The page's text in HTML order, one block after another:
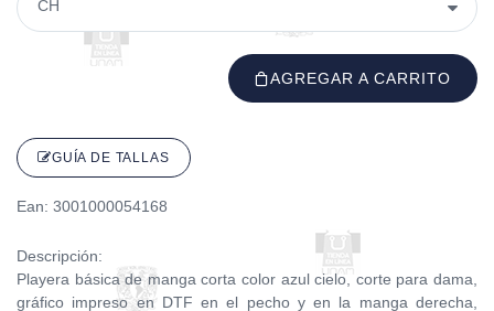
AGREGAR A CARRITO
GUÍA DE TALLAS
Ean: 3001000054168
Descripción:
Playera básica de manga corta color azul cielo, corte para dama,
gráfico impreso en DTF en el pecho y en la manga derecha,